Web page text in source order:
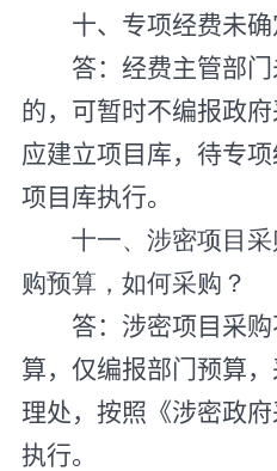
十、专项经费未确
答：经费主管部
的，可暂时不编报政
应建立项目库，待专
项目库执行。
十一、涉密项目
购预算，如何采购？
答：涉密项目采
算，仅编报部门预算
理处，按照《涉密政府
执行。